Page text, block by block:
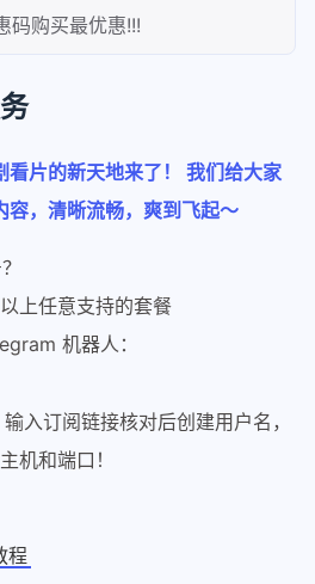
码购买最优惠!!!
片的新天地来了！ 我们给大家
容，清晰流畅，爽到飞起～
上任意支持的套餐
机器人：
入订阅链接核对后创建用户名，
机和端口！
程